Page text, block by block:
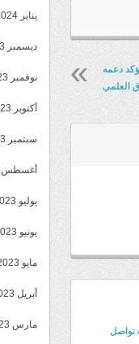
دعمه
العلمي
تواصل
يناير 2024
ديسمبر 2023
نوفمبر 2023
أكتوبر 2023
سبتمبر 2023
أغسطس 2023
يوليو 2023
يونيو 2023
مايو 2023
أبريل 2023
مارس 2023